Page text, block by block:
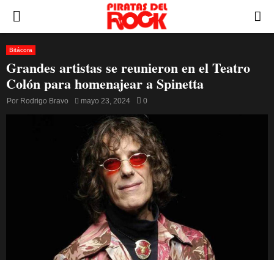
PRIMARY
MENU
Bitácora
Grandes artistas se reunieron en el Teatro
Colón para homenajear a Spinetta
Por Rodrigo Bravo mayo 23, 2024 0